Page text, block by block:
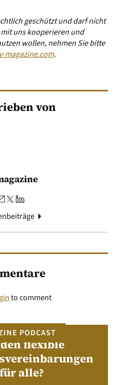
geschützt und darf nicht
uns kooperieren und
wollen, nehmen Sie bitte
magazine.com.
von
to comment
PODCAST
flexible
alle?